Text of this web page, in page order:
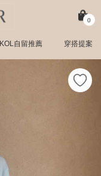
0
KOL自留推薦 穿搭提案